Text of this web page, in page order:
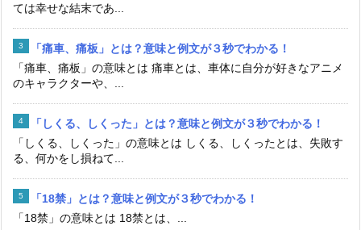
ては幸せな結末であ...
「痛車、痛板」とは？意味と例文が３秒でわかる！
「痛車、痛板」の意味とは 痛車とは、車体に自分が好きなアニメ
のキャラクターや、...
「しくる、しくった」とは？意味と例文が３秒でわかる！
「しくる、しくった」の意味とは しくる、しくったとは、失敗す
る、何かをし損ねて...
「18禁」とは？意味と例文が３秒でわかる！
「18禁」の意味とは 18禁とは、...